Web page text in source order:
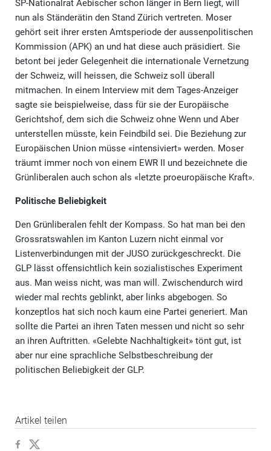
SP-Nationalrat Aebischer schon länger in Bern liegt, will
nun als Ständerätin den Stand Zürich vertreten. Moser
gehört seit ihrer ersten Amtsperiode der aussenpolitischen
Kommission (APK) an und hat diese auch präsidiert. Sie
betont bei jeder Gelegenheit die internationale Vernetzung
der Schweiz, will heissen, die Schweiz soll überall
mitmachen. In einem Interview mit dem Tages-Anzeiger
sagte sie beispielweise, dass für sie der Europäische
Gerichtshof, dem sich die Schweiz ohne Wenn und Aber
unterstellen müsste, kein Feindbild sei. Die Beziehung zur
Europäischen Union müsse «intensiviert» werden. Moser
träumt immer noch von einem EWR II und bezeichnete die
Grünliberalen auch schon als «letzte proeuropäische Kraft».
Politische Beliebigkeit
Den Grünliberalen fehlt der Kompass. So hat man bei den
Grossratswahlen im Kanton Luzern nicht einmal vor
Listenverbindungen mit der JUSO zurückgeschreckt. Die
GLP lässt offensichtlich kein sozialistisches Experiment
aus. Man weiss nicht, was man will. Zwischendurch wird
wieder mal rechts geblinkt, aber links abgebogen. So
konzeptlos hat sich noch kaum eine Partei generiert. Man
sollte die Partei an ihren Taten messen und nicht so sehr
an ihren Auftritten. «Gelebte Nachhaltigkeit» tönt gut, ist
aber nur eine sprachliche Selbstbeschreibung der
politischen Beliebigkeit der GLP.
Artikel teilen